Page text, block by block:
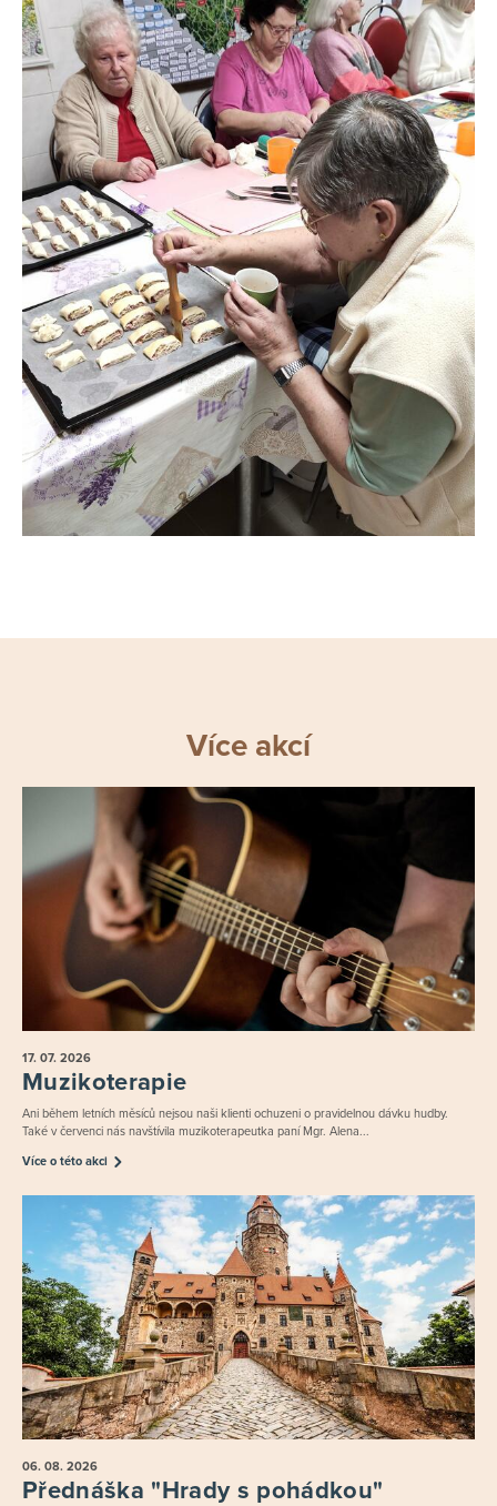
Více akcí
17. 07. 2026
Muzikoterapie
Ani během letních měsíců nejsou naši klienti ochuzeni o pravidelnou dávku hudby.
Také v červenci nás navštívila muzikoterapeutka paní Mgr. Alena...
Více o této akci
06. 08. 2026
Přednáška "Hrady s pohádkou"